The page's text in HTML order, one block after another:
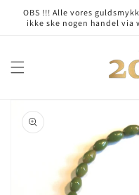
Skip to
content
OBS !!! Alle vores
ikke ske nogen handel via
product
information